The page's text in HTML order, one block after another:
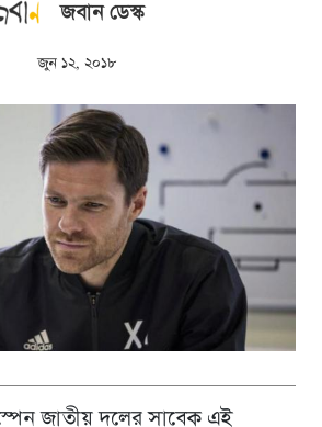
জবান ডেস্ক
জুন ১২, ২০১৮
জাতীয় দলের সাবেক এই